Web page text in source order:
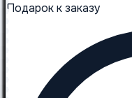
Подарок к заказу